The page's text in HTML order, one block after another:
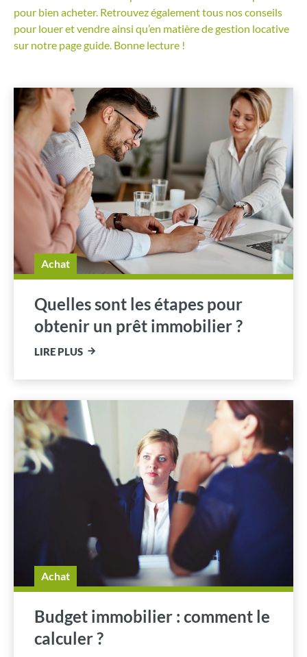
pour bien acheter. Retrouvez également tous nos conseils
pour louer et vendre ainsi qu’en matière de gestion locative
sur notre page guide. Bonne lecture !
Achat
Quelles sont les étapes pour
obtenir un prêt immobilier ?
LIRE PLUS
Achat
Budget immobilier : comment le
calculer ?